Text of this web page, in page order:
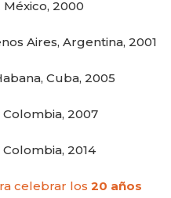
2000
Aires, Argentina, 2001
Cuba, 2005
2007
2014
celebrar los 20 años